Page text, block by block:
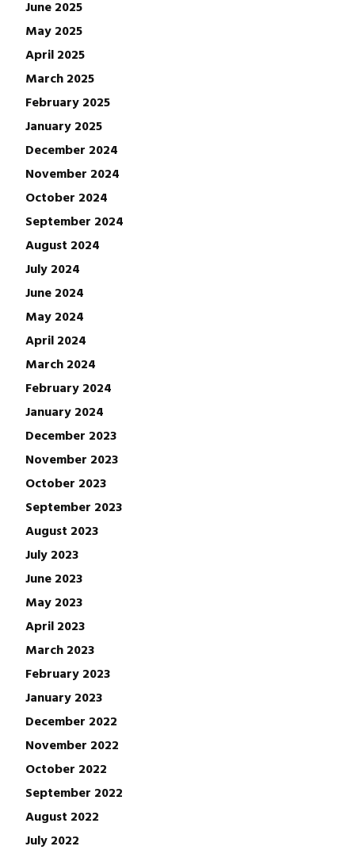
June 2025
May 2025
April 2025
March 2025
February 2025
January 2025
December 2024
November 2024
October 2024
September 2024
August 2024
July 2024
June 2024
May 2024
April 2024
March 2024
February 2024
January 2024
December 2023
November 2023
October 2023
September 2023
August 2023
July 2023
June 2023
May 2023
April 2023
March 2023
February 2023
January 2023
December 2022
November 2022
October 2022
September 2022
August 2022
July 2022